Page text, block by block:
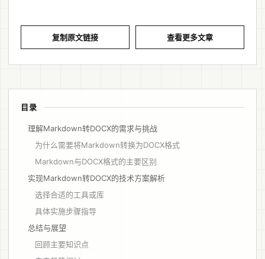
复制原文链接 查看更多文章
目录
理解Markdown转DOCX的需求与挑战
为什么需要将Markdown转换为DOCX格式
Markdown与DOCX格式的主要区别
实现Markdown转DOCX的技术方案解析
选择合适的工具或库
具体实施步骤指导
总结与展望
回顾主要知识点